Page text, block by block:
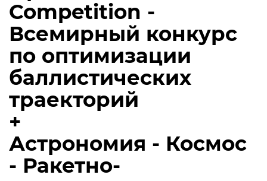
Competition -
Всемирный конкурс
по оптимизации
баллистических
траекторий
+
Астрономия - Космос
- Ракетно-